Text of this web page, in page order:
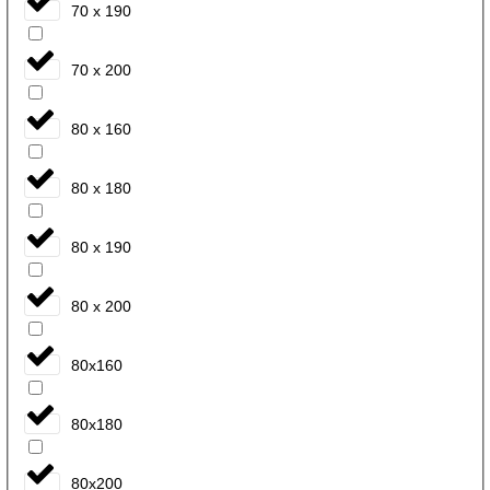
70 x 190
70 x 200
80 x 160
80 x 180
80 x 190
80 x 200
80x160
80x180
80x200